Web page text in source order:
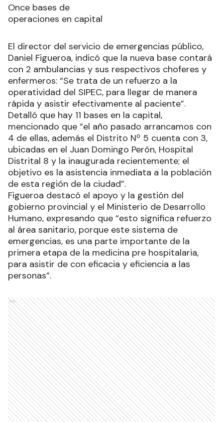
Once bases de
operaciones en capital
El director del servicio de emergencias público,
Daniel Figueroa, indicó que la nueva base contará
con 2 ambulancias y sus respectivos choferes y
enfermeros: “Se trata de un refuerzo a la
operatividad del SIPEC, para llegar de manera
rápida y asistir efectivamente al paciente”.
Detalló que hay 11 bases en la capital,
mencionado que “el año pasado arrancamos con
4 de ellas, además el Distrito Nº 5 cuenta con 3,
ubicadas en el Juan Domingo Perón, Hospital
Distrital 8 y la inaugurada recientemente; el
objetivo es la asistencia inmediata a la población
de esta región de la ciudad”.
Figueroa destacó el apoyo y la gestión del
gobierno provincial y el Ministerio de Desarrollo
Humano, expresando que “esto significa refuerzo
al área sanitario, porque este sistema de
emergencias, es una parte importante de la
primera etapa de la medicina pre hospitalaria,
para asistir de con eficacia y eficiencia a las
personas”.
Ads